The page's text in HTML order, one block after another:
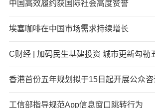
中国高效履约获国际社会高度赞誉
埃塞咖啡在中国市场需求持续增长
C财经 | 加码民生基建投资 城市更新勾勒
香港首份五年规划拟于15日起开展公众咨
工信部指导规范App信息窗口跳转行为